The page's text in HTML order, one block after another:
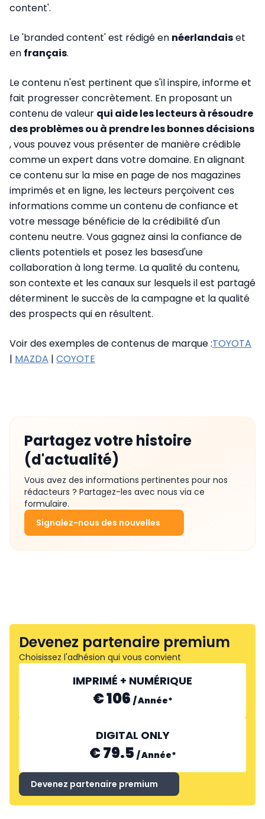
content'.
Le 'branded content' est rédigé en néerlandaiset
en français.
Le contenu n'est pertinent que s'il inspire, informe et
fait progresser concrètement. En proposant un
contenu de valeur qui aide les lecteurs à résoudre
des problèmes ou à prendre les bonnes décisions
, vous pouvez vous présenter de manière crédible
comme un expert dans votre domaine. En alignant
ce contenu sur la mise en page de nos magazines
imprimés et en ligne, les lecteurs perçoivent ces
informations comme un contenu de confiance et
votre message bénéficie de la crédibilité d'un
contenu neutre. Vous gagnez ainsi la confiance de
clients potentiels et posez les basesd'une
collaboration à long terme. La qualité du contenu,
son contexte et les canaux sur lesquels il est partagé
déterminent le succès de la campagne et la qualité
des prospects qui en résultent.
Voir des exemples de contenus de marque :TOYOTA
| MAZDA | COYOTE
Partagez votre histoire
(d'actualité)
Vous avez des informations pertinentes pour nos
rédacteurs ? Partagez-les avec nous via ce
formulaire.
Signalez-nous des nouvelles
Devenez partenaire premium
Choisissez l'adhésion qui vous convient
IMPRIMÉ + NUMÉRIQUE
€ 106 /Année*
DIGITAL ONLY
€ 79.5 /Année*
Devenez partenaire premium